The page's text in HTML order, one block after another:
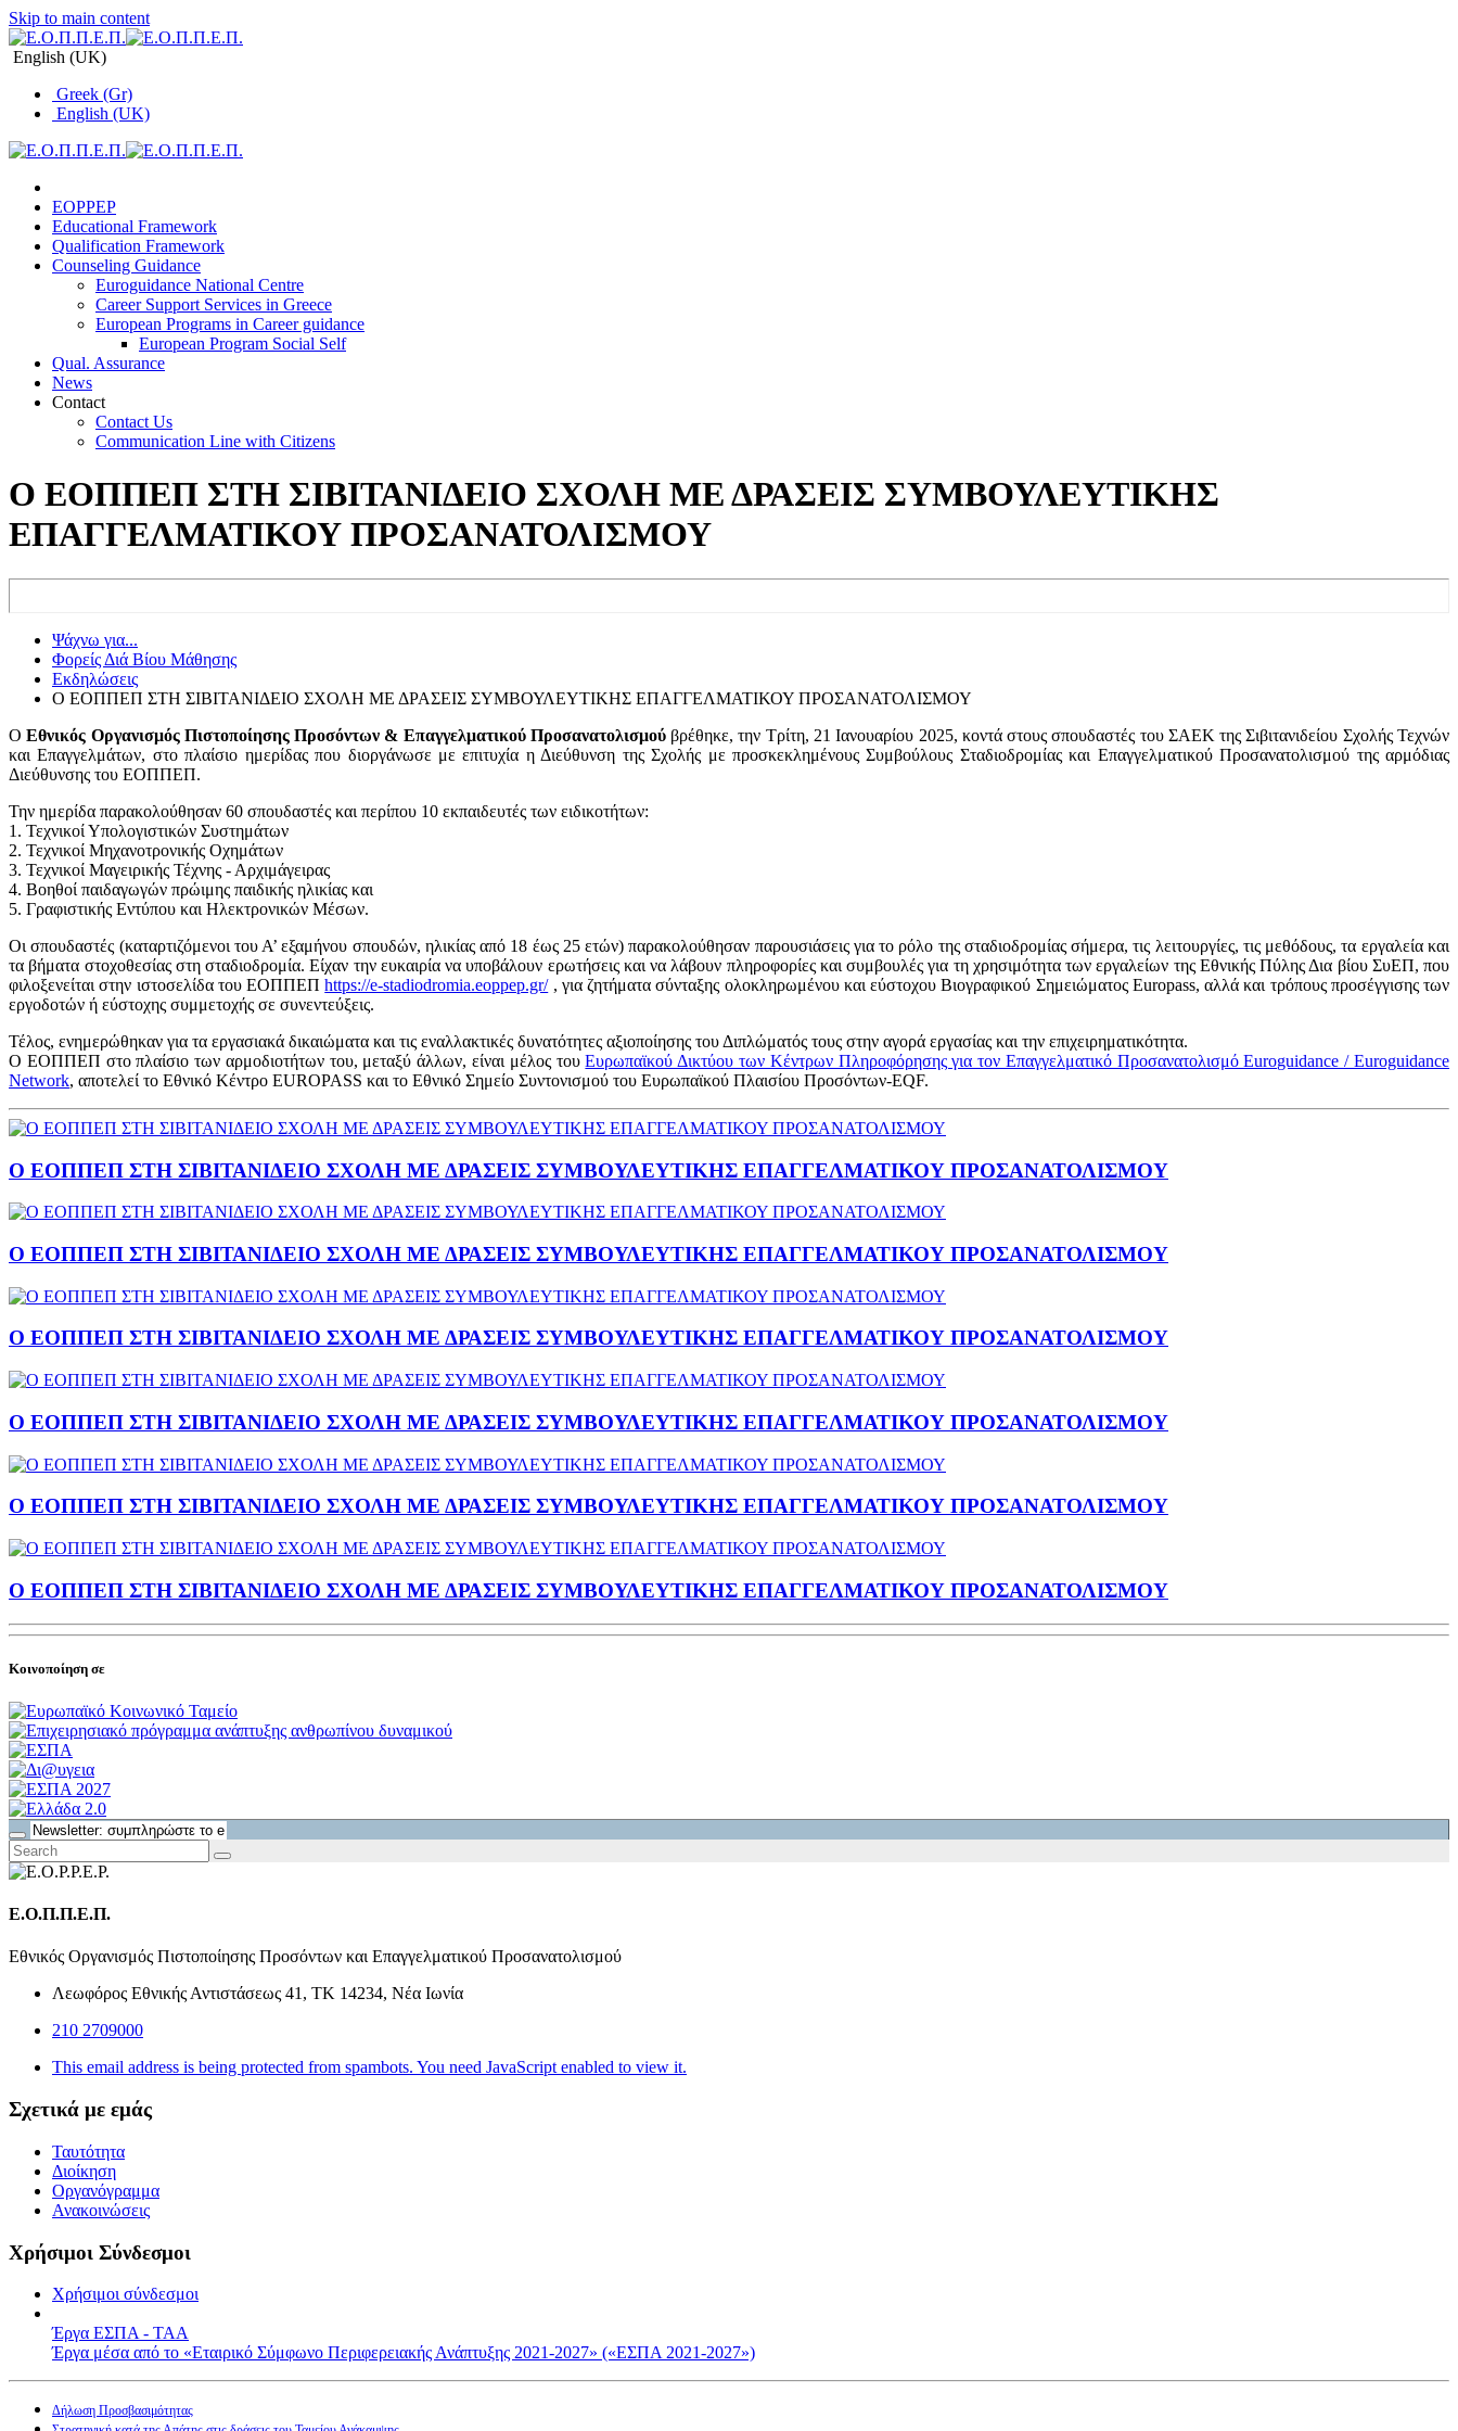
Skip to main content
English (UK)
Greek (Gr)
English (UK)
EOPPEP
Educational Framework
Qualification Framework
Counseling Guidance
Euroguidance National Centre
Career Support Services in Greece
Εuropean Programs in Career guidance
Εuropean Program Social Self
Qual. Assurance
News
Contact
Contact Us
Communication Line with Citizens
Ο ΕΟΠΠΕΠ ΣΤΗ ΣΙΒΙΤΑΝΙΔΕΙΟ ΣΧΟΛΗ ΜΕ ΔΡΑΣΕΙΣ ΣΥΜΒΟΥΛΕΥΤΙΚΗΣ
ΕΠΑΓΓΕΛΜΑΤΙΚΟΥ ΠΡΟΣΑΝΑΤΟΛΙΣΜΟΥ
Ψάχνω για...
Φορείς Διά Βίου Μάθησης
Εκδηλώσεις
Ο ΕΟΠΠΕΠ ΣΤΗ ΣΙΒΙΤΑΝΙΔΕΙΟ ΣΧΟΛΗ ΜΕ ΔΡΑΣΕΙΣ ΣΥΜΒΟΥΛΕΥΤΙΚΗΣ ΕΠΑΓΓΕΛΜΑΤΙΚΟΥ ΠΡΟΣΑΝΑΤΟΛΙΣΜΟΥ
ΟΕθνικός Οργανισμός Πιστοποίησης Προσόντων & Επαγγελματικού Προσανατολισμούβρέθηκε, την Τρίτη, 21 Ιανουαρίου 2025, κοντά στους σπουδαστές του ΣΑΕΚ της Σιβιτανιδείου Σχολής Τεχνών
και Επαγγελμάτων, στο πλαίσιο ημερίδας που διοργάνωσε με επιτυχία η Διεύθυνση της Σχολής με προσκεκλημένους Συμβούλους Σταδιοδρομίας και Επαγγελματικού Προσανατολισμού της αρμόδιας
Διεύθυνσης του ΕΟΠΠΕΠ.
Την ημερίδα παρακολούθησαν 60 σπουδαστές και περίπου 10 εκπαιδευτές των ειδικοτήτων:
1. Τεχνικοί Υπολογιστικών Συστημάτων
2. Τεχνικοί Μηχανοτρονικής Οχημάτων
3. Τεχνικοί Μαγειρικής Τέχνης - Αρχιμάγειρας
4. Βοηθοί παιδαγωγών πρώιμης παιδικής ηλικίας και
5. Γραφιστικής Εντύπου και Ηλεκτρονικών Μέσων.
Οι σπουδαστές (καταρτιζόμενοι του Α’ εξαμήνου σπουδών, ηλικίας από 18 έως 25 ετών) παρακολούθησαν παρουσιάσεις για το ρόλο της σταδιοδρομίας σήμερα, τις λειτουργίες, τις μεθόδους, τα εργαλεία και
τα βήματα στοχοθεσίας στη σταδιοδρομία. Είχαν την ευκαιρία να υποβάλουν ερωτήσεις και να λάβουν πληροφορίες και συμβουλές για τη χρησιμότητα των εργαλείων της Εθνικής Πύλης Δια βίου ΣυΕΠ, που
φιλοξενείται στην ιστοσελίδα του ΕΟΠΠΕΠhttps://e-stadiodromia.eoppep.gr/, για ζητήματα σύνταξης ολοκληρωμένου και εύστοχου Βιογραφικού Σημειώματος Europass, αλλά και τρόπους προσέγγισης των
εργοδοτών ή εύστοχης συμμετοχής σε συνεντεύξεις.
Τέλος, ενημερώθηκαν για τα εργασιακά δικαιώματα και τις εναλλακτικές δυνατότητες αξιοποίησης του Διπλώματός τους στην αγορά εργασίας και την επιχειρηματικότητα.
Ο ΕΟΠΠΕΠ στο πλαίσιο των αρμοδιοτήτων του, μεταξύ άλλων, είναι μέλος τουΕυρωπαϊκού Δικτύου των Κέντρων Πληροφόρησης για τον Επαγγελματικό Προσανατολισμό Εuroguidance / Euroguidance
Network, αποτελεί το Εθνικό Κέντρο EUROPASS και το Εθνικό Σημείο Συντονισμού του Ευρωπαϊκού Πλαισίου Προσόντων-EQF.
Ο ΕΟΠΠΕΠ ΣΤΗ ΣΙΒΙΤΑΝΙΔΕΙΟ ΣΧΟΛΗ ΜΕ ΔΡΑΣΕΙΣ ΣΥΜΒΟΥΛΕΥΤΙΚΗΣ ΕΠΑΓΓΕΛΜΑΤΙΚΟΥ ΠΡΟΣΑΝΑΤΟΛΙΣΜΟΥ
Ο ΕΟΠΠΕΠ ΣΤΗ ΣΙΒΙΤΑΝΙΔΕΙΟ ΣΧΟΛΗ ΜΕ ΔΡΑΣΕΙΣ ΣΥΜΒΟΥΛΕΥΤΙΚΗΣ ΕΠΑΓΓΕΛΜΑΤΙΚΟΥ ΠΡΟΣΑΝΑΤΟΛΙΣΜΟΥ
Ο ΕΟΠΠΕΠ ΣΤΗ ΣΙΒΙΤΑΝΙΔΕΙΟ ΣΧΟΛΗ ΜΕ ΔΡΑΣΕΙΣ ΣΥΜΒΟΥΛΕΥΤΙΚΗΣ ΕΠΑΓΓΕΛΜΑΤΙΚΟΥ ΠΡΟΣΑΝΑΤΟΛΙΣΜΟΥ
Ο ΕΟΠΠΕΠ ΣΤΗ ΣΙΒΙΤΑΝΙΔΕΙΟ ΣΧΟΛΗ ΜΕ ΔΡΑΣΕΙΣ ΣΥΜΒΟΥΛΕΥΤΙΚΗΣ ΕΠΑΓΓΕΛΜΑΤΙΚΟΥ ΠΡΟΣΑΝΑΤΟΛΙΣΜΟΥ
Ο ΕΟΠΠΕΠ ΣΤΗ ΣΙΒΙΤΑΝΙΔΕΙΟ ΣΧΟΛΗ ΜΕ ΔΡΑΣΕΙΣ ΣΥΜΒΟΥΛΕΥΤΙΚΗΣ ΕΠΑΓΓΕΛΜΑΤΙΚΟΥ ΠΡΟΣΑΝΑΤΟΛΙΣΜΟΥ
Ο ΕΟΠΠΕΠ ΣΤΗ ΣΙΒΙΤΑΝΙΔΕΙΟ ΣΧΟΛΗ ΜΕ ΔΡΑΣΕΙΣ ΣΥΜΒΟΥΛΕΥΤΙΚΗΣ ΕΠΑΓΓΕΛΜΑΤΙΚΟΥ ΠΡΟΣΑΝΑΤΟΛΙΣΜΟΥ
Κοινοποίηση σε
Ε.Ο.Π.Π.Ε.Π.
Εθνικός Οργανισμός Πιστοποίησης Προσόντων και Επαγγελματικού Προσανατολισμού
Λεωφόρος Εθνικής Αντιστάσεως 41, ΤΚ 14234, Νέα Ιωνία
210 2709000
This email address is being protected from spambots. You need JavaScript enabled to view it.
Σχετικά με εμάς
Ταυτότητα
Διοίκηση
Οργανόγραμμα
Ανακοινώσεις
Χρήσιμοι Σύνδεσμοι
Χρήσιμοι σύνδεσμοι
Έργα ΕΣΠΑ - ΤΑΑ
Έργα μέσα από το «Εταιρικό Σύμφωνο Περιφερειακής Ανάπτυξης 2021-2027» («ΕΣΠΑ 2021-2027»)
Δήλωση Προσβασιμότητας